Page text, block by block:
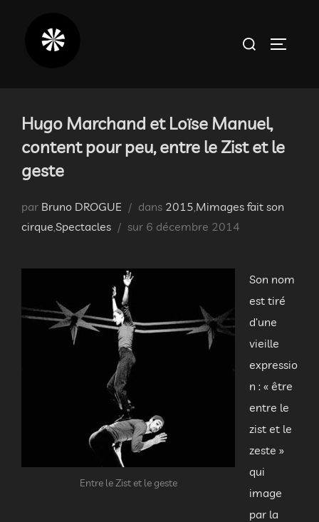
Rechercher :
Hugo Marchand et Loïse Manuel,
content pour peu, entre le Zist et le
geste
par Bruno DROGUE dans 2015 Mimages fait son
cirque Spectacles sur Publié
6 décembre 2014
Entre le Zist et le geste
Son nom
est tiré
d’une
vieille
expressio
n : « être
entre le
zist et le
zeste »
qui
image
par la